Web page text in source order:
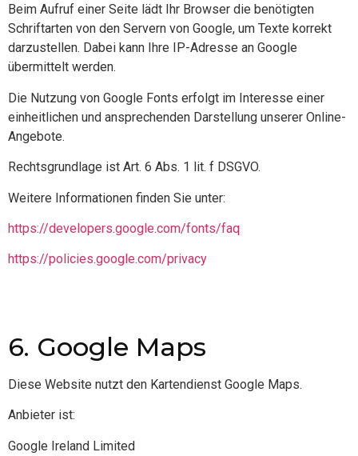
Beim Aufruf einer Seite lädt Ihr Browser die benötigten
Schriftarten von den Servern von Google, um Texte korrekt
darzustellen. Dabei kann Ihre IP-Adresse an Google
übermittelt werden.
Die Nutzung von Google Fonts erfolgt im Interesse einer
einheitlichen und ansprechenden Darstellung unserer Online-
Angebote.
Rechtsgrundlage ist Art. 6 Abs. 1 lit. f DSGVO.
Weitere Informationen finden Sie unter:
https://developers.google.com/fonts/faq
https://policies.google.com/privacy
6. Google Maps
Diese Website nutzt den Kartendienst Google Maps.
Anbieter ist:
Google Ireland Limited